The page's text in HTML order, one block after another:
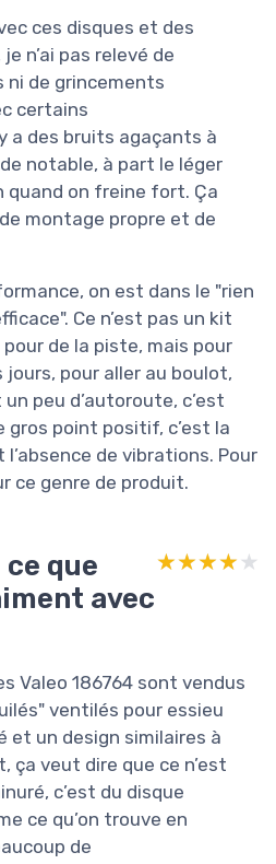
ces disques et des
n’ai pas relevé de
de grincements
certains
a des bruits agaçants à
notable, à part le léger
on freine fort. Ça
montage propre et de
on est dans le "rien
Ce n’est pas un kit
de la piste, mais pour
pour aller au boulot,
peu d’autoroute, c’est
point positif, c’est la
de vibrations. Pour
ce genre de produit.
que
avec
★★★★★
★★★★★
Valeo 186764 sont vendus
ventilés pour essieu
et un design similaires à
ça veut dire que ce n’est
c’est du disque
ce qu’on trouve en
de